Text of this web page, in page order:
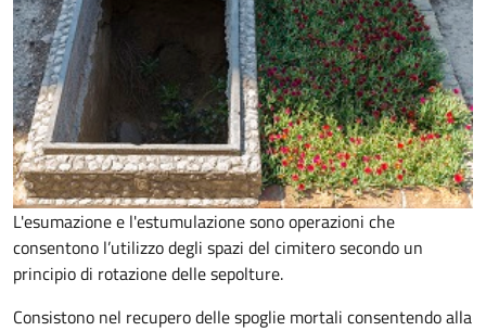
L'esumazione e l'estumulazione sono operazioni che
consentono l’utilizzo degli spazi del cimitero secondo un
principio di rotazione delle sepolture.
Consistono nel recupero delle spoglie mortali consentendo alla